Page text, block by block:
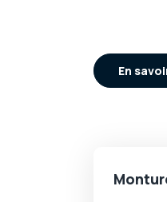
En